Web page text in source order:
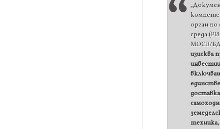
орган по
среда
МОСВ/
изисква